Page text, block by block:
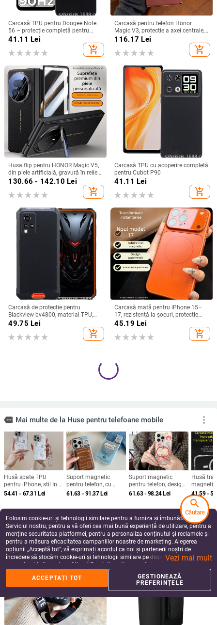
Carcasă TPU pentru Doogee Note
56 – protecție completă pentru
Note 56, Plus și Pro, realizată
41.11 Lei
add_shopping_cart
Carcasă pentru telefon Honor
Magic V3, protecție a axei centrale,
noul model Magic V5, husă ușoară
electroplacare, anti-cădere
116.17 Lei
add_shopping_cart
Husa flip pentru HONOR Magic V5,
din piele artificială, gravură în relief,
stil Ins, anti-cadere
130.66 - 142.10 Lei
add_shopping_cart
Carcasă TPU cu acoperire completă
pentru Cubot P90
41.11 Lei
add_shopping_cart
Carcasă de protecție pentru
Blackview bv4800, material TPU,
realizată manual, personalizabilă
49.75 Lei
add_shopping_cart
Carcasă mată pentru iPhone 15–
17, rezistență la șocuri, protecție
pentru obiectiv, prindere magnetică,
45.19 Lei
add_shopping_cart
Husă pentru telefon din pluș cu
Stitch brodat și suport – lucrată
manual, stil desen animat drăguț,
protecție anti-cădere, pentru seria
iPhone 11–17
72.07 Lei
add_shopping_cart
Husă Huawei Pura80 Ultra cu
brățară pentru încheietură și suport
rotativ — textură piele Napa
electroplacată
99.03Lei
add_shopping_cart
pentru seria iPhone 11–14 –
rezistentă la uzură și la cădere,
personalizabilă, confecționată prin
turnare din plastic, stiluri
50.18Lei
add_shopping_cart
Husă pentru iPhone 17 Pro Max cu
film magnetic pentru obiectiv și
protecție completă, verde
fluorescent
Lei
Folosim cookie-uri și tehnologii similare pentru a furniza și îmbunătăți
Serviciul nostru, pentru a vă oferi cea mai bună experiență de utilizare, pentru a
menține securitatea platformei, pentru a personaliza conținutul și reclamele și
pentru a măsura eficacitatea campaniilor noastre de marketing. Alegerea
opțiunii „Acceptă tot”, vă exprimați acordul ca noi și partenerii noștri de
încredere să stocăm cookie-uri și tehnologii similare pe dispozitivul dvs. în
scopuri publicitare și analitice. Vă puteți gestiona preferințele în orice moment
făcând clic pe „Gestionează preferințele”. Pentru mai multe informații, vă
rugăm să consultațiPolitica noastră de confidențialitate.
Vezi mai mult
ACCEPTAȚI TOT
GESTIONEAZĂ
PREFERINȚELE
search
Căutare